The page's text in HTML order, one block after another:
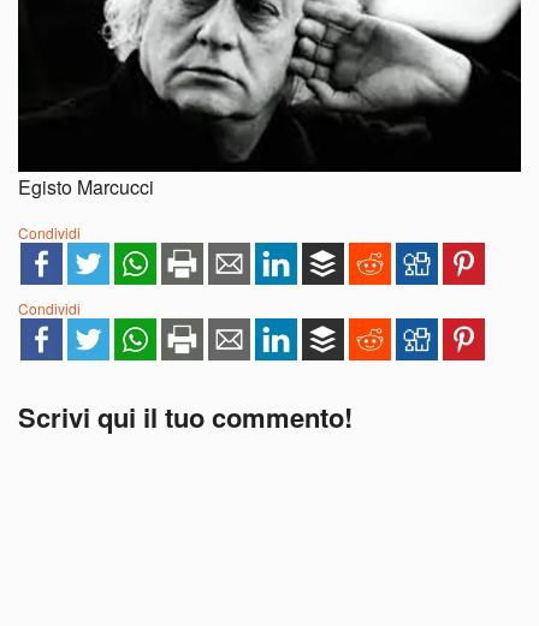
Egisto Marcucci
Condividi
Condividi
Scrivi qui il tuo commento!